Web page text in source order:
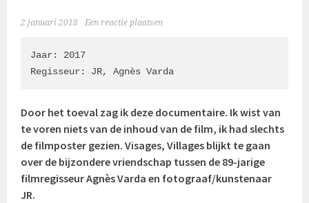
2 januari 2018 Een reactie plaatsen
Jaar: 2017
Regisseur: JR, Agnès Varda
Door het toeval zag ik deze documentaire. Ik wist van
te voren niets van de inhoud van de film, ik had slechts
de filmposter gezien. Visages, Villages blijkt te gaan
over de bijzondere vriendschap tussen de 89-jarige
filmregisseur Agnès Varda en fotograaf/kunstenaar
JR.